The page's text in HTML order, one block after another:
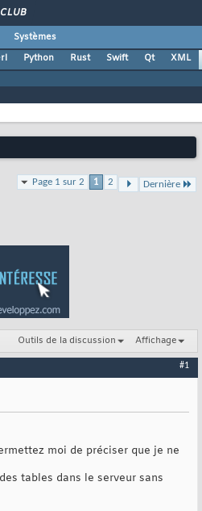
CLUB
Systèmes
Python Rust Swift Qt XML
Page 1 sur 2 1 2 Dernière
Outils de la discussion Affichage
#1
moi de préciser que je ne
tables dans le serveur sans